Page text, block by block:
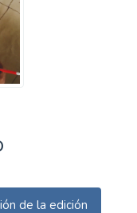
de la edición